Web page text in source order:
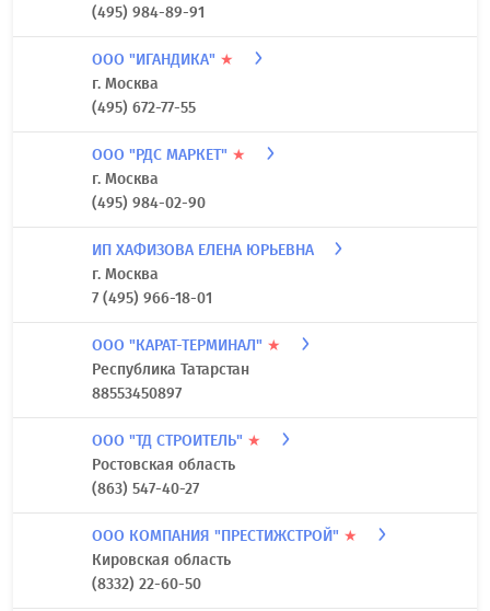
(495) 984-89-91
ООО "ИГАНДИКА" ★
г. Москва
(495) 672-77-55
ООО "РДС МАРКЕТ" ★
г. Москва
(495) 984-02-90
ИП ХАФИЗОВА ЕЛЕНА ЮРЬЕВНА
г. Москва
7 (495) 966-18-01
ООО "КАРАТ-ТЕРМИНАЛ" ★
Республика Татарстан
88553450897
ООО "ТД СТРОИТЕЛЬ" ★
Ростовская область
(863) 547-40-27
ООО КОМПАНИЯ "ПРЕСТИЖСТРОЙ" ★
Кировская область
(8332) 22-60-50